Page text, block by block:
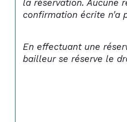
la réservation. Aucune
confirmation écrite n'a
En effectuant une
bailleur se réserve le